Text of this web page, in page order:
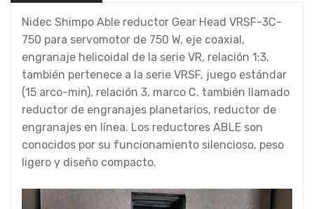
Nidec Shimpo Able reductor Gear Head VRSF-3C-
750 para servomotor de 750 W, eje coaxial,
engranaje helicoidal de la serie VR, relación 1:3,
también pertenece a la serie VRSF, juego estándar
(15 arco-min), relación 3, marco C. también llamado
reductor de engranajes planetarios, reductor de
engranajes en línea. Los reductores ABLE son
conocidos por su funcionamiento silencioso, peso
ligero y diseño compacto.